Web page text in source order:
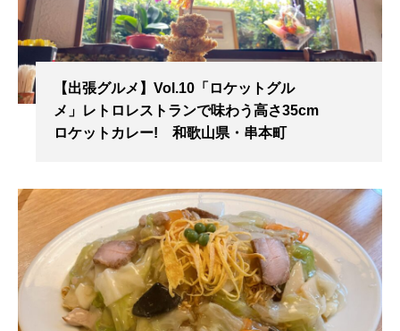
【出張グルメ】Vol.10「ロケットグル
メ」レトロレストランで味わう高さ35cm
ロケットカレー! 和歌山県・串本町